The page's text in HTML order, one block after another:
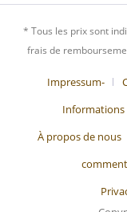
* Tous les prix sont
frais de
Impressum-
Informations
À propos de nous